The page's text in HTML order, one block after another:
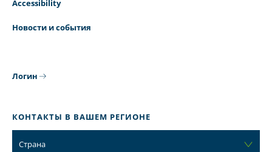
Accessibility
Новости и события
Логин
КОНТАКТЫ В ВАШЕМ РЕГИОНЕ
Страна